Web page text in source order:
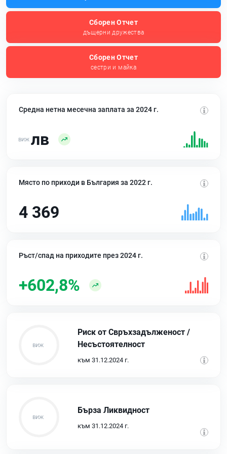
Сборен Отчет
дъщерни дружества
Сборен Отчет
сестри и майка
Средна нетна месечна заплата за 2024 г.
лв
Място по приходи в България за 2022 г.
4 369
Ръст/спад на приходите през 2024 г.
+602,8%
Риск от Свръхзадълженост /
Несъстоятелност
към 31.12.2024 г.
Бърза Ликвидност
към 31.12.2024 г.